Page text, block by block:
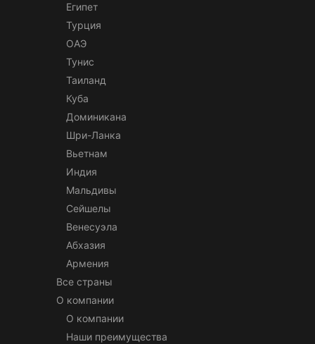
Египет
Турция
ОАЭ
Тунис
Таиланд
Куба
Доминикана
Шри-Ланка
Вьетнам
Индия
Мальдивы
Сейшелы
Венесуэла
Абхазия
Армения
Все страны
О компании
О компании
Наши преимущества